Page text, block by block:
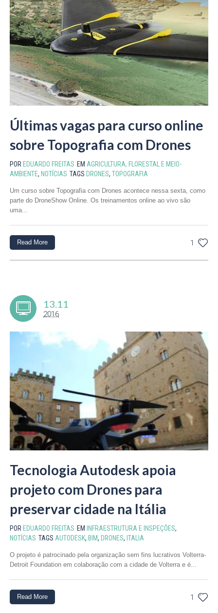
Últimas vagas para curso online
sobre Topografia com Drones
POR EDUARDO FREITAS EM AGRICULTURA, FLORESTAL E MEIO-
AMBIENTE, NOTÍCIAS TAGS DRONES, TOPOGRAFIA
Um curso sobre Topografia com Drones acontece nessa sexta, como
parte do DroneShow Online. Os treinamentos online ao vivo são
uma...
1
Read More
13.11
2016
Tecnologia Autodesk apoia
projeto com Drones para
preservar cidade na Itália
POR EDUARDO FREITAS EM INFRAESTRUTURA E INSPEÇÕES,
NOTÍCIAS TAGS AUTODESK, BIM, DRONES, ITALIA
O projeto é patrocinado pela organização sem fins lucrativos Volterra-
Detroit Foundation em colaboração com a cidade de Volterra e é...
1
Read More